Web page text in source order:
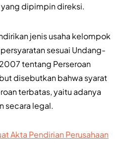
dipimpin direksi.
jenis usaha kelompok
sesuai Undang-
tentang Perseroan
disebutkan bahwa syarat
terbatas, yaitu adanya
secara legal.
Akta Pendirian Perusahaan